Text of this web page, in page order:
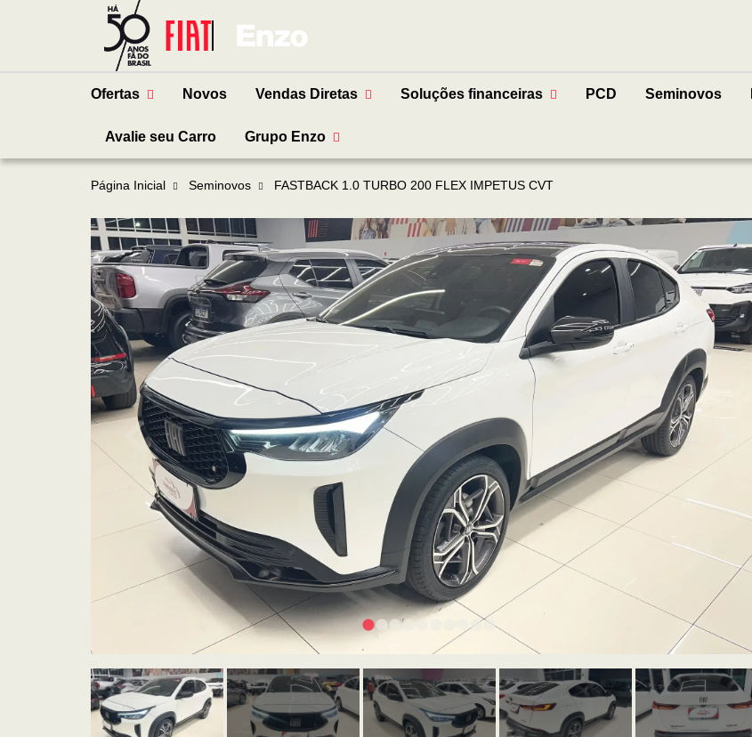
Ofertas Novos Vendas Diretas Soluções financeiras PCD Seminovos
Avalie seu Carro Grupo Enzo
Página Inicial Seminovos FASTBACK 1.0 TURBO 200 FLEX IMPETUS CVT